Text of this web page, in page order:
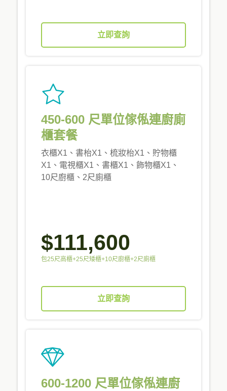
立即查詢
450-600 尺單位傢俬連廚廁
櫃套餐
衣櫃X1、書枱X1、梳妝枱X1、貯物櫃
X1、電視櫃X1、書櫃X1、飾物櫃X1、
10尺廚櫃、2尺廁櫃
$111,600
包25尺高櫃+25尺矮櫃+10尺廚櫃+2尺廁櫃
立即查詢
600-1200 尺單位傢俬連廚